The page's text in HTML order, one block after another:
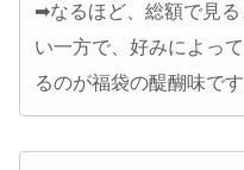
➡なるほど、総額で見
い一方で、好みによっ
るのが福袋の醍醐味です